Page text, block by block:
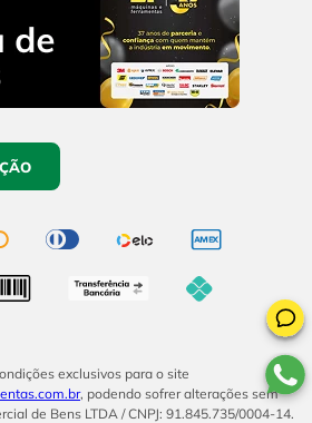
exclusivos para o site
, podendo sofrer alterações sem
de Bens LTDA / CNPJ: 91.845.735/0004-14.